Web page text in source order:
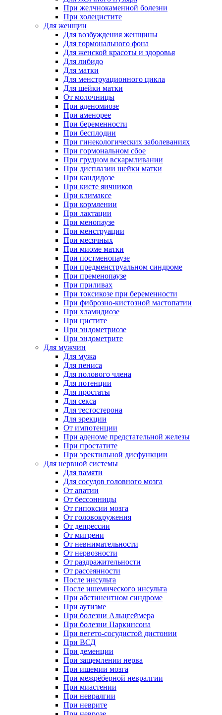
При желчнокаменной болезни
При холецистите
Для женщин
Для возбуждения женщины
Для гормонального фона
Для женской красоты и здоровья
Для либидо
Для матки
Для менструационного цикла
Для шейки матки
От молочницы
При аденомиозе
При аменорее
При беременности
При бесплодии
При гинекологических заболеваниях
При гормональном сбое
При грудном вскармливании
При дисплазии шейки матки
При кандидозе
При кисте яичников
При климаксе
При кормлении
При лактации
При менопаузе
При менструации
При месячных
При миоме матки
При постменопаузе
При предменструальном синдроме
При пременопаузе
При приливах
При токсикозе при беременности
При фиброзно-кистозной мастопатии
При хламидиозе
При цистите
При эндометриозе
При эндометрите
Для мужчин
Для мужа
Для пениса
Для полового члена
Для потенции
Для простаты
Для секса
Для тестостерона
Для эрекции
От импотенции
При аденоме предстательной железы
При простатите
При эректильной дисфункции
Для нервной системы
Для памяти
Для сосудов головного мозга
От апатии
От бессонницы
От гипоксии мозга
От головокружения
От депрессии
От мигрени
От невнимательности
От нервозности
От раздражительности
От рассеянности
После инсульта
После ишемического инсульта
При абстинентном синдроме
При аутизме
При болезни Альцгеймера
При болезни Паркинсона
При вегето-сосудистой дистонии
При ВСД
При деменции
При защемлении нерва
При ишемии мозга
При межрёберной невралгии
При миастении
При невралгии
При неврите